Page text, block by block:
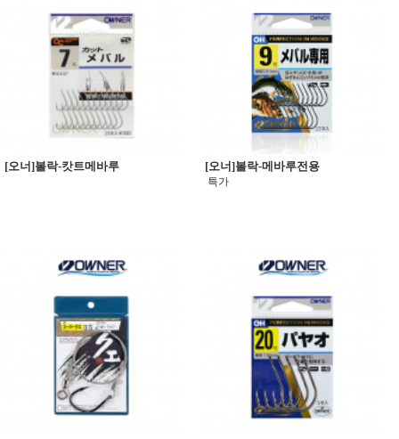
[오너]볼락-캇트메바루 [오너]볼락-메바루전용
특가